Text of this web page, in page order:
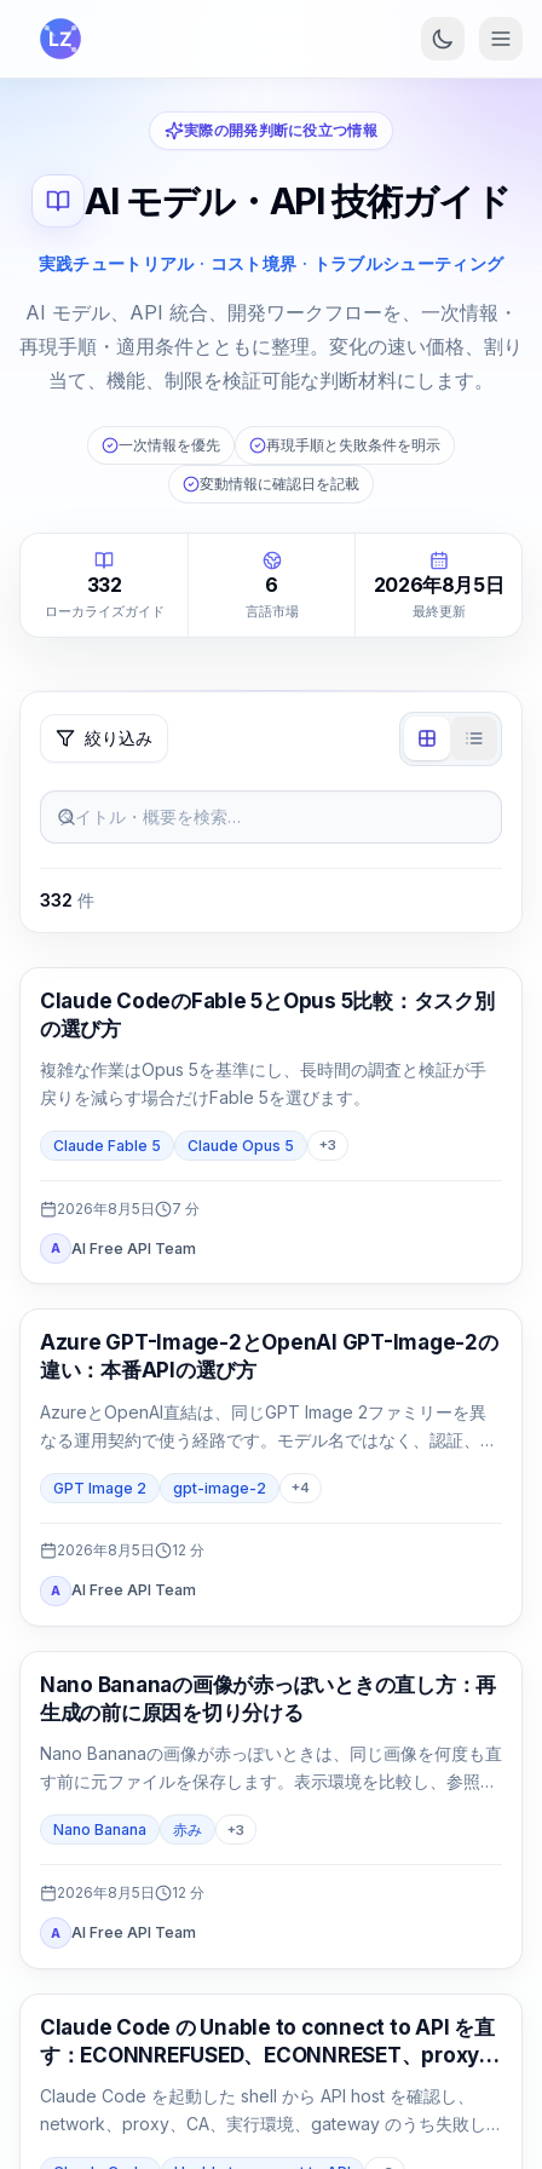
メインコンテンツへスキップ
実際の開発判断に役立つ情報
AI モデル・API 技術ガイド
実践チュートリアル · コスト境界 · トラブルシューティング
AI モデル、API 統合、開発ワークフローを、一次情報・
再現手順・適用条件とともに整理。変化の速い価格、割り
当て、機能、制限を検証可能な判断材料にします。
一次情報を優先 再現手順と失敗条件を明示
変動情報に確認日を記載
332
ローカライズガイド
6
言語市場
2026年8月5日
最終更新
絞り込み
タイトル・概要を検索…
332 件
Claude Code
Claude CodeのFable 5とOpus 5比較：タスク別
の選び方
複雑な作業はOpus 5を基準にし、長時間の調査と検証が手
戻りを減らす場合だけFable 5を選びます。
Claude Fable 5 Claude Opus 5 +3
2026年8月5日 7 分
A AI Free API Team
AI画像生成
Azure GPT-Image-2とOpenAI GPT-Image-2の
違い：本番APIの選び方
AzureとOpenAI直結は、同じGPT Image 2ファミリーを異
なる運用契約で使う経路です。モデル名ではなく、認証、リ
GPT Image 2 gpt-image-2 +4
2026年8月5日 12 分
A AI Free API Team
AI画像生成
Nano Bananaの画像が赤っぽいときの直し方：再
生成の前に原因を切り分ける
Nano Bananaの画像が赤っぽいときは、同じ画像を何度も直
す前に元ファイルを保存します。表示環境を比較し、参照画
像なしの基準画像を1回作り、変数を一つずつ戻します。
Nano Banana 赤み +3
2026年8月5日 12 分
A AI Free API Team
Claude Code
Claude Code の Unable to connect to API を直
す：ECONNREFUSED、ECONNRESET、proxy
Claude Code を起動した shell から API host を確認し、
network、proxy、CA、実行環境、gateway のうち失敗し